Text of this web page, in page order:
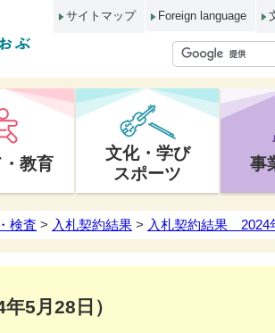
サイトマップ Foreign language
教育
文化・学び
スポーツ
事
検査 > 入札契約結果 > 入札契約結果 2024
5月28日）